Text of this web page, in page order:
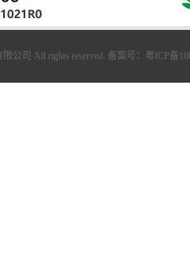
公司 All rights reserved. 备案号：粤ICP备